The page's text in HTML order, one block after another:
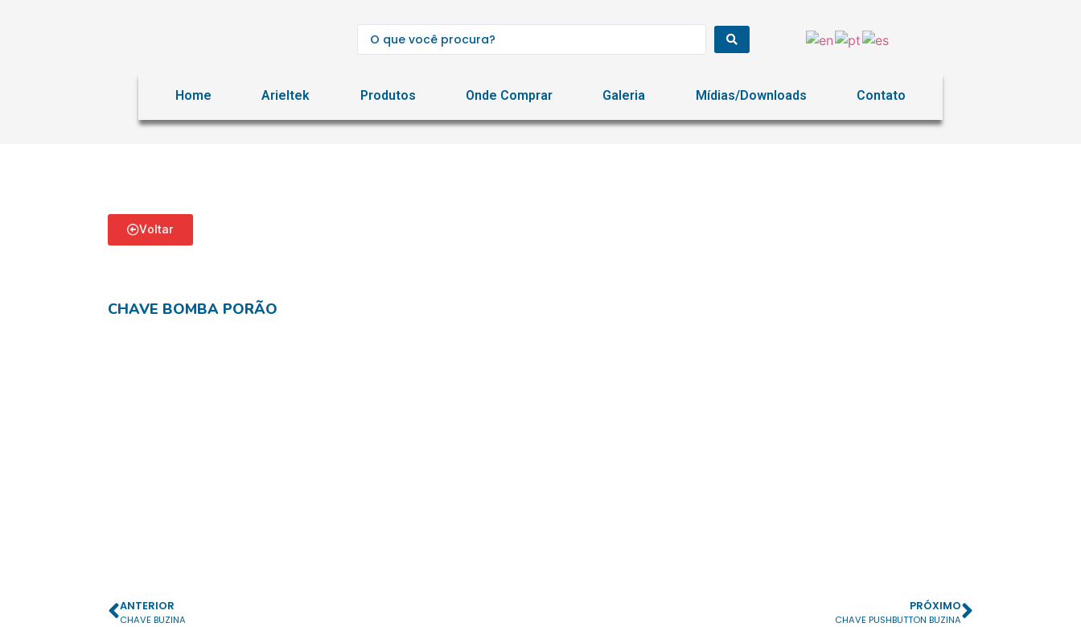
Home Arieltek Produtos Onde Comprar Galeria Mídias/Downloads Contato
Voltar
CHAVE BOMBA PORÃO
ANTERIOR
CHAVE BUZINA
PRÓXIMO
CHAVE PUSHBUTTON BUZINA